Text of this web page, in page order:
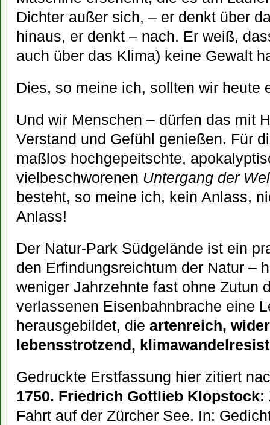
Dichter außer sich, – er denkt über
hinaus, er denkt – nach. Er weiß,
auch über das Klima) keine Gewalt
Dies, so meine ich, sollten wir heute
Und wir Menschen – dürfen das mit
Verstand und Gefühl genießen. Für
maßlos hochgepeitschte,
vielbeschworenen Untergang der
besteht, so meine ich, kein Anlass,
Anlass!
Der Natur-Park Südgelände ist ein
den Erfindungsreichtum der Natur –
weniger Jahrzehnte fast ohne Zutun
verlassenen Eisenbahnbrache eine
herausgebildet, die artenreich,
lebensstrotzend,
Gedruckte Erstfassung hier zitiert
1750. Friedrich Gottlieb Klopstock:
Fahrt auf der Zürcher See. In: